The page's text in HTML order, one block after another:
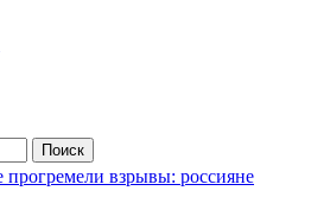
Поиск